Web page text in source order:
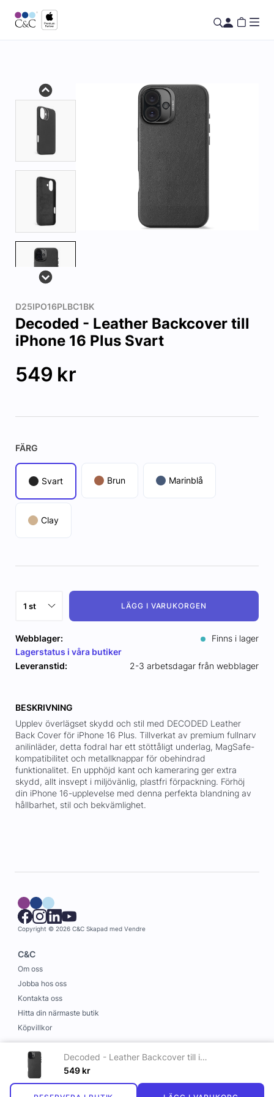
D25IPO16PLBC1BK
Decoded - Leather Backcover till
iPhone 16 Plus Svart
549 kr
FÄRG
Svart Brun Marinblå
Clay
LÄGG I VARUKORGEN
Decoded - Leather Backcover till iPhone 16 Plus Svart
549 kr
Webblager:
Finns i lager
Lagerstatus i våra butiker
Leveranstid:
2-3 arbetsdagar från webblager
BESKRIVNING
Upplev överlägset skydd och stil med DECODED Leather
Back Cover för iPhone 16 Plus. Tillverkat av premium fullnarv
anilinläder, detta fodral har ett stöttåligt underlag, MagSafe-
kompatibilitet och metallknappar för obehindrad
funktionalitet. En upphöjd kant och kameraring ger extra
skydd, allt insvept i miljövänlig, plastfri förpackning. Förhöj
din iPhone 16-upplevelse med denna perfekta blandning av
hållbarhet, stil och bekvämlighet.
Copyright © 2026 C&C Skapad med Vendre
C&C
Om oss
Jobba hos oss
Kontakta oss
Hitta din närmaste butik
Köpvillkor
Information
Leverans och betalning
Cookies